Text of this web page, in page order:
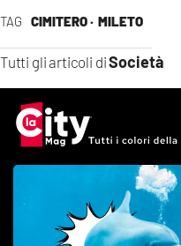
TAG CIMITERO · MILETO
Tutti gli articoli diSocietà